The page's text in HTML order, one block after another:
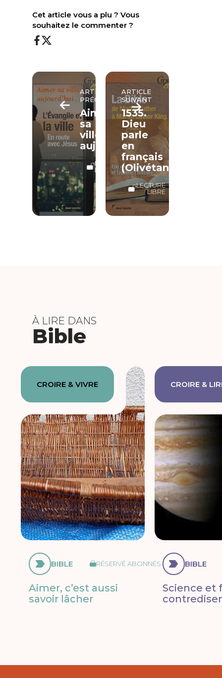
Cet article vous a plu ? Vous
souhaitez le commenter ?
ARTICLE
PRÉCÉDENT
Aimer
sa
ville
aujourd’hui…
LECTURE
LIBRE
ARTICLE
SUIVANT
1535.
Dieu
parle
en
français
(Olivétan)
LECTURE
LIBRE
À LIRE DANS
Bible
CROIRE & VIVRE
BIBLE RÉSERVÉ ABONNÉS
Aimer, c’est aussi
savoir lâcher
CROIRE &
BIBLE
Science et